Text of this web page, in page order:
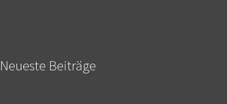
Neueste Beiträge